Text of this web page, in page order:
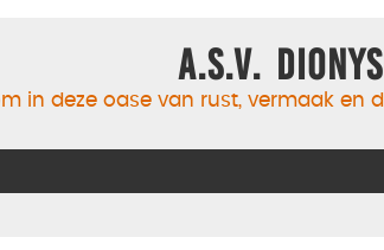
A.S.V.
in deze oase van rust, vermaak en